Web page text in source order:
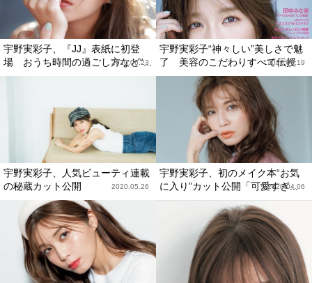
宇野実彩子、『JJ』表紙に初登
場 おうち時間の過ごし方など“...
2020.06.23
宇野実彩子“神々しい”美しさで魅
了 美容のこだわりすべて伝授
2020.06.19
宇野実彩子、人気ビューティ連載
の秘蔵カット公開
2020.05.26
宇野実彩子、初のメイク本“お気
に入り”カット公開「可愛すぎ...
2020.04.06